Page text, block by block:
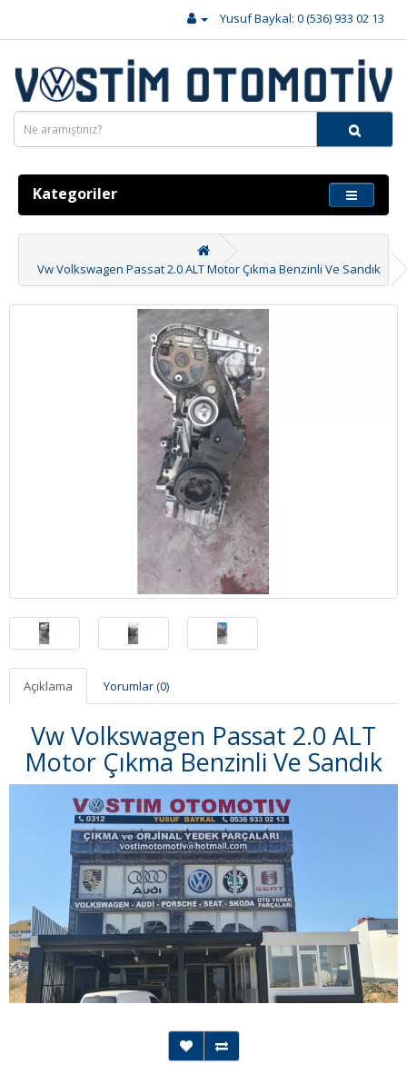
Yusuf Baykal: 0 (536) 933 02 13
Kategoriler
Vw Volkswagen Passat 2.0 ALT Motor Çıkma Benzinli Ve Sandık
Açıklama Yorumlar (0)
Vw Volkswagen Passat 2.0 ALT
Motor Çıkma Benzinli Ve Sandık